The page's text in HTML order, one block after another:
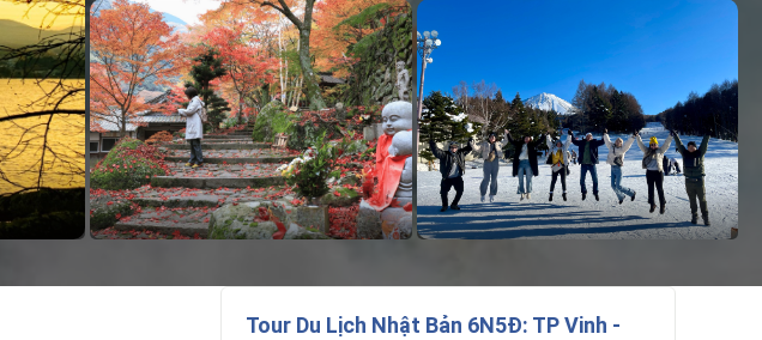
Tour Du Lịch Nhật Bản 6N5Đ: TP Vinh -